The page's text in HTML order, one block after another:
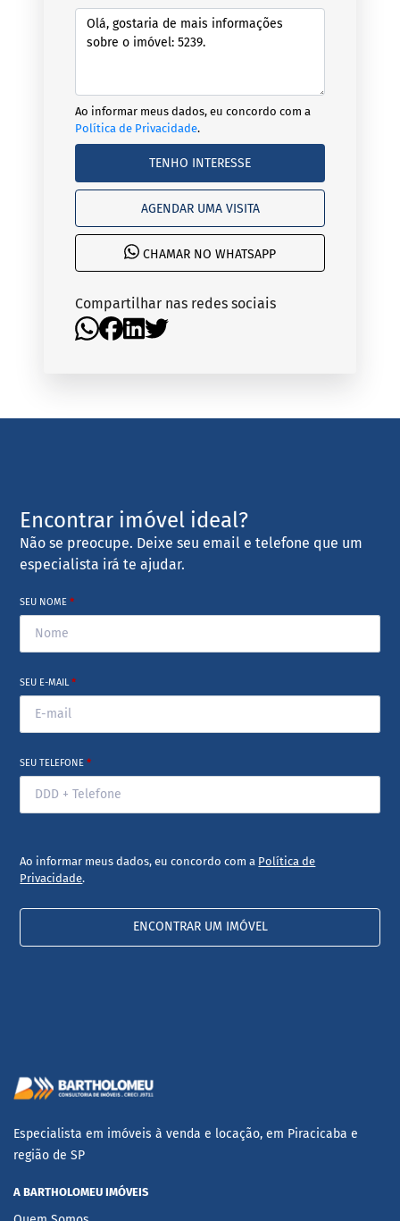
Ao informar meus dados, eu concordo com a
Política de Privacidade.
TENHO INTERESSE
AGENDAR UMA VISITA
CHAMAR NO WHATSAPP
Compartilhar nas redes sociais
Encontrar imóvel ideal?
Não se preocupe. Deixe seu email e telefone que um
especialista irá te ajudar.
SEU NOME*
SEU E-MAIL*
SEU TELEFONE*
Ao informar meus dados, eu concordo com a Política de
Privacidade.
ENCONTRAR UM IMÓVEL
Especialista em imóveis à venda e locação, em Piracicaba e
região de SP
A BARTHOLOMEU IMÓVEIS